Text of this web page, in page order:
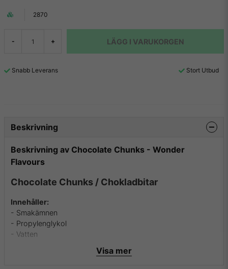
2870
- + LÄGG I VARUKORGEN
Snabb Leverans Stort Utbud
Beskrivning
Beskrivning av Chocolate Chunks - Wonder
Flavours
Chocolate Chunks / Chokladbitar
Innehåller:
- Smakämnen
- Propylenglykol
- Vatten
Visa mer